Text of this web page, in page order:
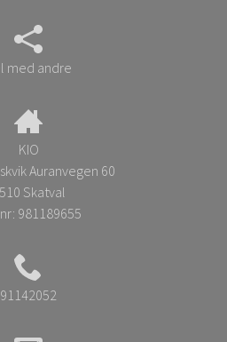
med andre
KIO
Auranvegen 60
Skatval
981189655
91142052